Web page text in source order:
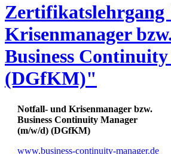
Krisenmanager
Business
(DGfKM)"
Notfall- und Krisenmanager bzw.
Business Continuity Manager
(m/w/d) (DGfKM)
www.business-continuity-manager.de